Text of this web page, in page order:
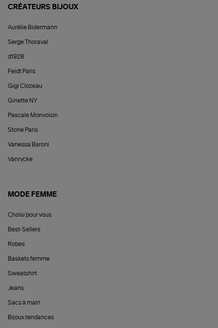
CRÉATEURS BIJOUX
Aurélie Bidermann
Serge Thoraval
d1928
Feidt Paris
Gigi Clozeau
Ginette NY
Pascale Monvoisin
Stone Paris
Vanessa Baroni
Vanrycke
MODE FEMME
Choisi pour vous
Best-Sellers
Robes
Baskets femme
Sweatshirt
Jeans
Sacs à main
Bijoux tendances